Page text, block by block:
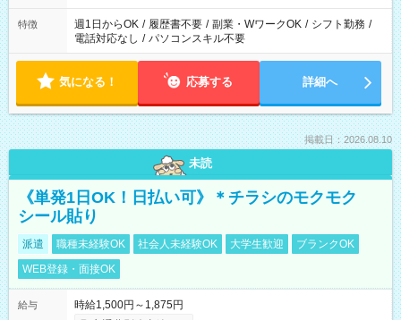
特徴 週1日からOK / 履歴書不要 / 副業・WワークOK / シフト勤務 /
電話対応なし / パソコンスキル不要
気になる！ 応募する 詳細へ
掲載日：2026.08.10
未読
《単発1日OK！日払い可》＊チラシのモクモク
シール貼り
派遣 職種未経験OK 社会人未経験OK 大学生歓迎
ブランクOK
WEB登録・面接OK
給与
時給1,500円～1,875円